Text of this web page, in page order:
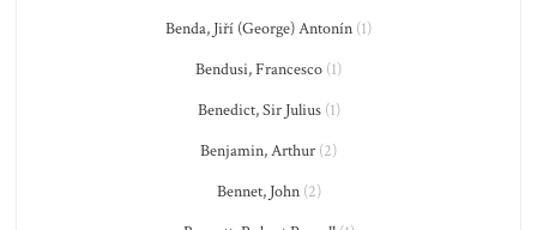
Benda, Jiří (George) Antonín (1)
Bendusi, Francesco (1)
Benedict, Sir Julius(1)
Benjamin, Arthur (2)
Bennet, John(2)